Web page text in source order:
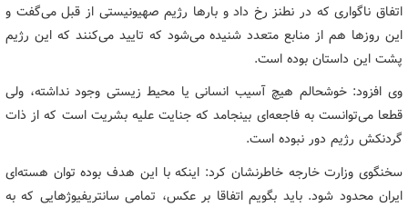
اتفاق ناگواری که در نطنز رخ داد و بارها رژیم صهیونیستی از قبل می‌گفت و
این روزها هم از منابع متعدد شنیده می‌شود که تایید می‌کنند که این رژیم
پشت این داستان بوده است.
وی افزود: خوشحالم هیچ آسیب انسانی یا محیط زیستی وجود نداشته، ولی
قطعا می‌توانست به فاجعه‌ای بینجامد که جنایت علیه بشریت است که از ذات
گردنکش رژیم دور نبوده است.
سخنگوی وزارت خارجه خاطرنشان کرد: اینکه با این هدف بوده توان هسته‌ای
ایران محدود شود. باید بگویم اتفاقا بر عکس، تمامی سانتریفیوژهایی که به